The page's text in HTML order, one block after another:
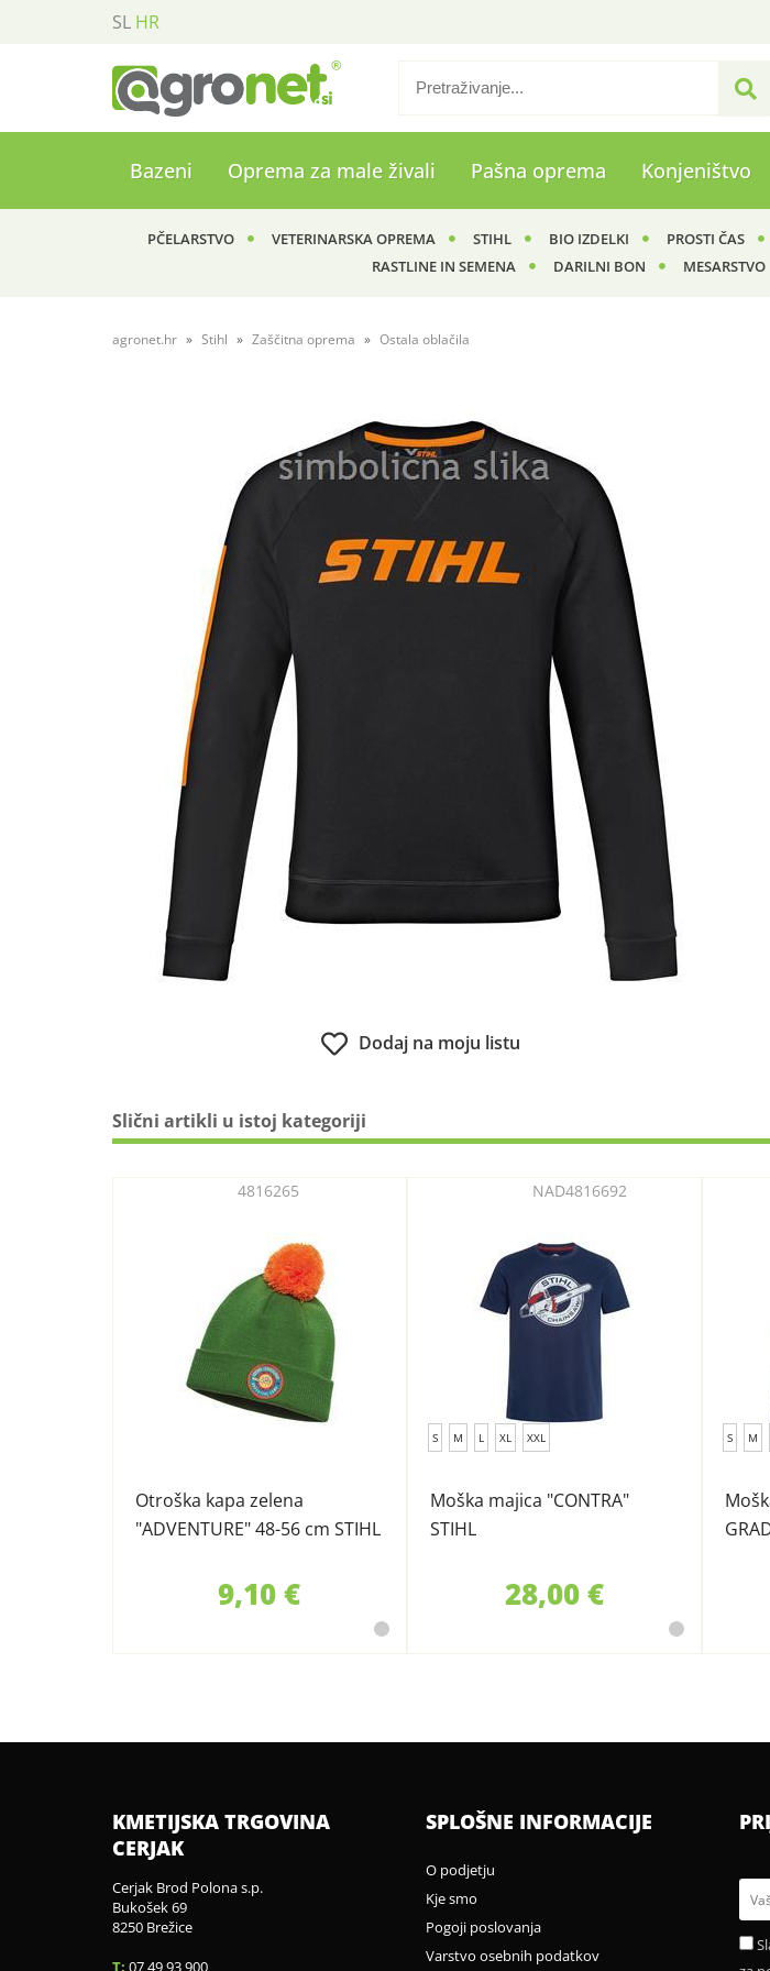
SL HR
Bazeni Oprema za male živali Pašna oprema Konjeništvo
PČELARSTVO VETERINARSKA OPREMA STIHL BIO IZDELKI PROSTI ČAS
RASTLINE IN SEMENA
DARILNI BON MESARSTVO
agronet.hr Stihl Zaščitna oprema Ostala oblačila
Dodaj na moju listu
Slični artikli u istoj kategoriji
Otroška kapa zelena
"ADVENTURE" 48-56 cm STIHL
4816265
9,10 €
S M L XL XXL
Moška majica "CONTRA"
STIHL
NAD4816692
28,00 €
S M
KMETIJSKA TRGOVINA
CERJAK
Cerjak Brod Polona s.p.
Bukošek 69
8250 Brežice
T: 07 49 93 900
SPLOŠNE INFORMACIJE
O podjetju
Kje smo
Pogoji poslovanja
Varstvo osebnih podatkov